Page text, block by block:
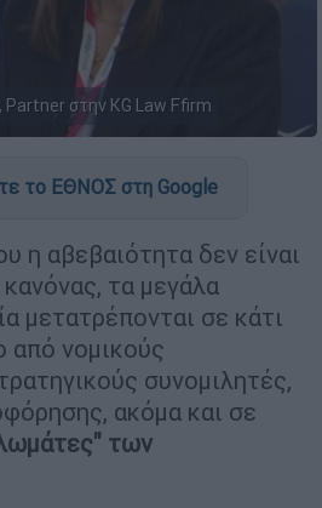
Partner στην KG Law Ffirm
το ΕΘΝΟΣ στη Google
η αβεβαιότητα δεν είναι
τα μεγάλα
μετατρέπονται σε κάτι
από νομικούς
συνομιλητές,
ακόμα και σε
των